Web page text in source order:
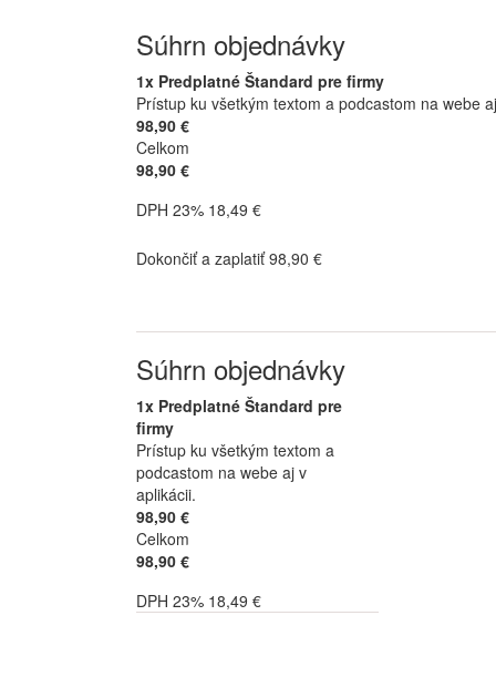
Súhrn objednávky
1x Predplatné Štandard pre firmy
Prístup ku všetkým textom a podcastom na webe
98,90 €
Celkom
98,90 €
DPH 23% 18,49 €
Dokončiť a zaplatiť 98,90 €
Súhrn objednávky
1x Predplatné Štandard pre
firmy
Prístup ku všetkým textom a
podcastom na webe aj v
aplikácii.
98,90 €
Celkom
98,90 €
DPH 23% 18,49 €